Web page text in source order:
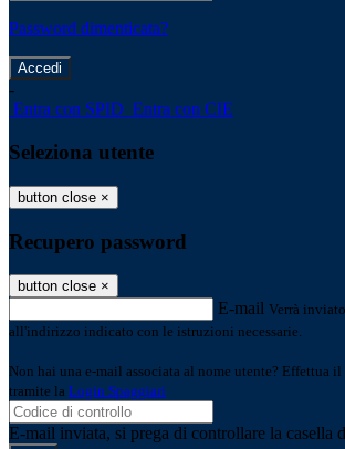
Password dimenticata?
-
Entra con SPID Entra con CIE
Seleziona utente
button close ×
Recupero password
button close ×
E-mail Verrà
all'indirizzo indicato con le istruzioni necessarie.
Non hai una e-mail associata al nome utente? Effettua il
tramite la Login Spaggiari
E-mail inviata, si prega di controllare la casella